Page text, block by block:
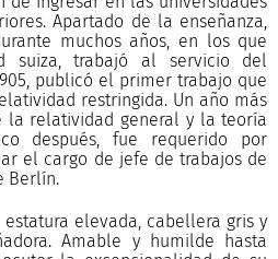
Apartado de la enseñanza,
muchos años, en los que
suiza, trabajó al servicio del
publicó el primer trabajo que
restringida. Un año más
relatividad general y la teoría
después, fue requerido por
el cargo de jefe de trabajos de
Berlín.
elevada, cabellera gris y
Amable y humilde hasta